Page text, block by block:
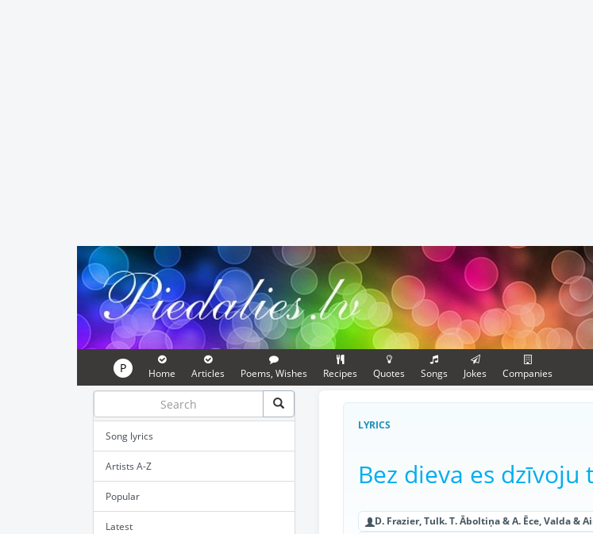
P Home Articles Poems, Wishes Recipes Quotes Songs Jokes Companies
Song lyrics
Artists A-Z
Popular
Latest
LYRICS
Bez dieva es dzīvoju
D. Frazier, Tulk. T. Āboltiņa & A. Ēce, Valda &